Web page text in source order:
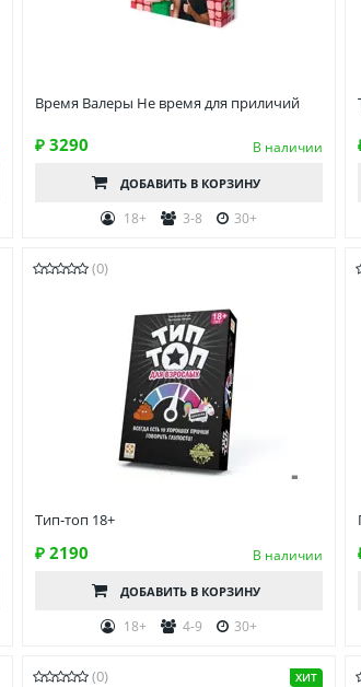
Время Валеры Не время для приличий
₽ 3290 В наличии
ДОБАВИТЬ В КОРЗИНУ
18+ 3-8 30+
(0)
Тип-топ 18+
₽ 2190 В наличии
ДОБАВИТЬ В КОРЗИНУ
18+ 4-9 30+
(0) ХИТ